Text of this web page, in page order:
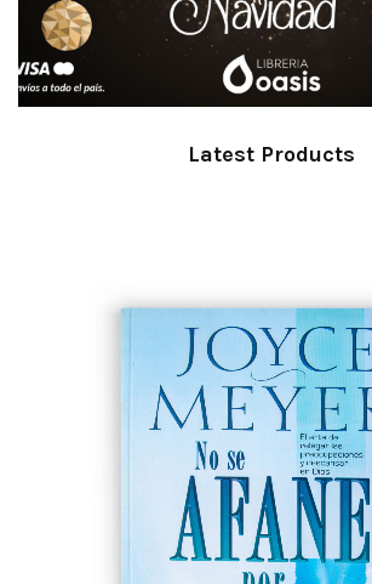
Latest Products